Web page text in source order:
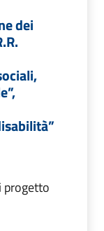
dei
progetto